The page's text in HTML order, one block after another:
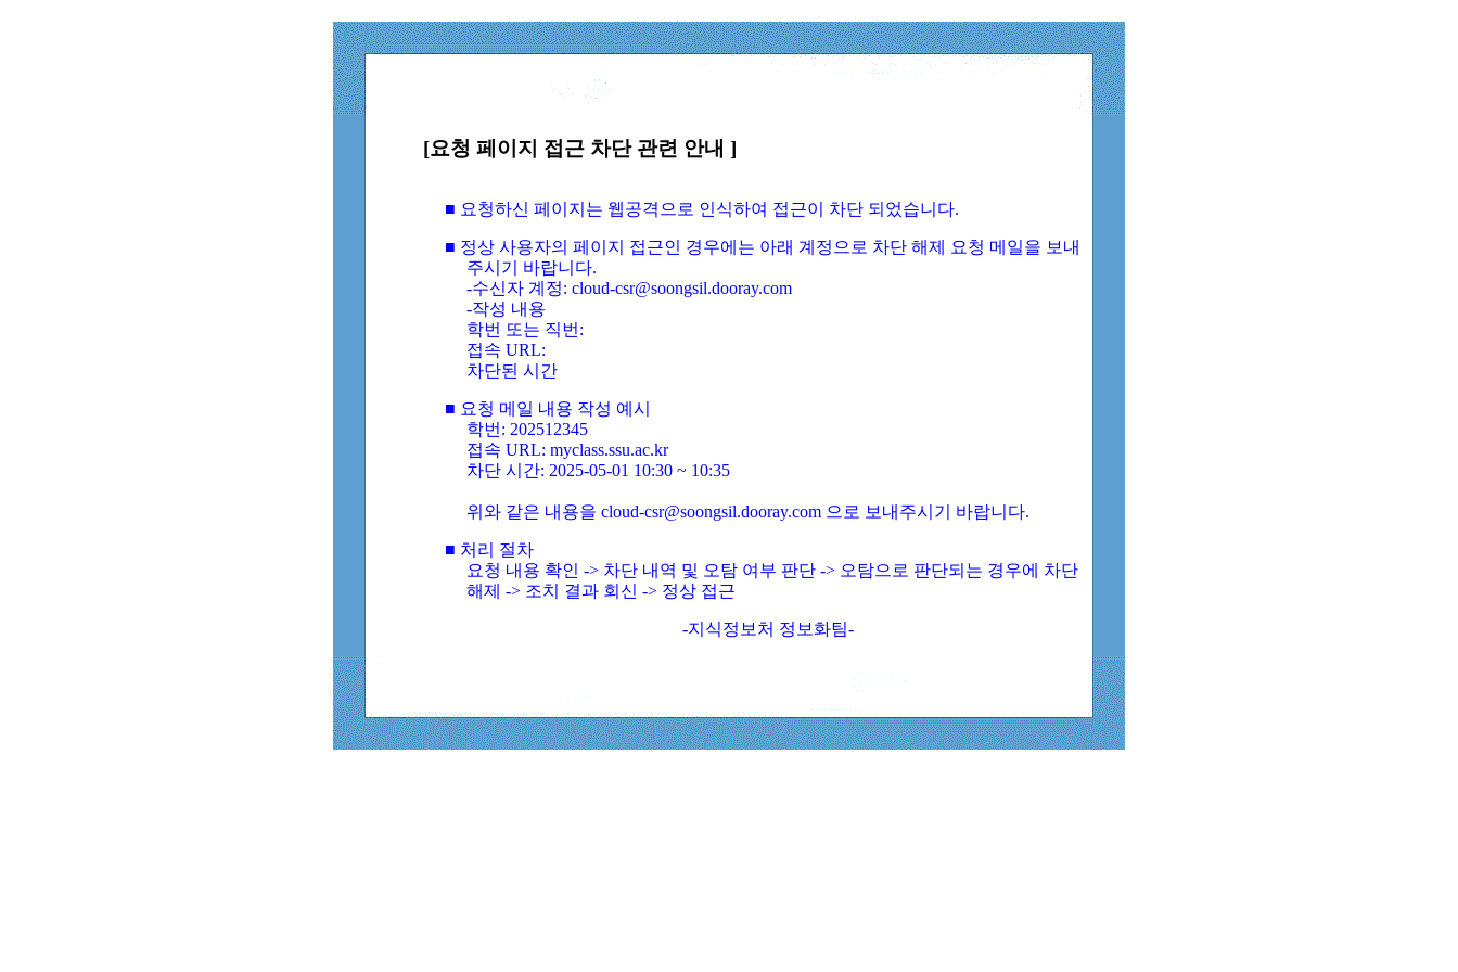
[요청 페이지 접근 차단 관련 안내 ]
■ 요청하신 페이지는 웹공격으로 인식하여 접근이 차단 되었습니다.
■ 정상 사용자의 페이지 접근인 경우에는 아래 계정으로 차단 해제 요청 메일을 보내
주시기 바랍니다.
-수신자 계정: cloud-csr@soongsil.dooray.com
-작성 내용
학번 또는 직번:
접속 URL:
차단된 시간
■ 요청 메일 내용 작성 예시
학번: 202512345
접속 URL: myclass.ssu.ac.kr
차단 시간: 2025-05-01 10:30 ~ 10:35
위와 같은 내용을 cloud-csr@soongsil.dooray.com 으로 보내주시기 바랍니다.
■ 처리 절차
요청 내용 확인 -> 차단 내역 및 오탐 여부 판단 -> 오탐으로 판단되는 경우에 차단
해제 -> 조치 결과 회신 -> 정상 접근
-지식정보처 정보화팀-